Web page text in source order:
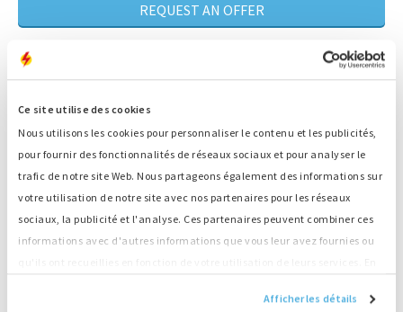
Ce site utilise des cookies
Nous utilisons les cookies pour personnaliser le contenu et les publicités,
pour fournir des fonctionnalités de réseaux sociaux et pour analyser le
trafic de notre site Web. Nous partageons également des informations sur
votre utilisation de notre site avec nos partenaires pour les réseaux
sociaux, la publicité et l'analyse. Ces partenaires peuvent combiner ces
informations avec d'autres informations que vous leur avez fournies ou
Afficher les détails
REQUEST AN OFFER
Plus de 80 ans d'expérience de la maintenance
Un expert qui recherche LA solution qui
correspond à votre situation
Service rapide
Grand stock, livraison directe